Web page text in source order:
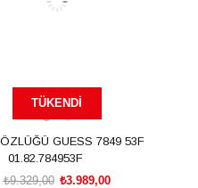
TÜKENDI
GUESS 7849 53F
01.82.784953F
₺3.989,00
₺9.329,00